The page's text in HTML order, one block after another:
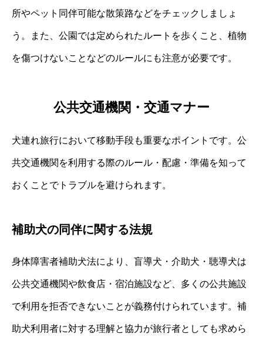
所やペット同伴可能な散策路などをチェックしましょ
う。また、公園では定められたルートを歩くこと、植物
を傷つけないことなどのルールにも注意が必要です。
公共交通機関・交通マナー
犬連れ旅行において移動手段も重要なポイントです。公
共交通機関を利用する際のルール・配慮・準備を知って
おくことでトラブルを避けられます。
補助犬の同伴に関する法規
身体障害者補助犬法により、盲導犬・介助犬・聴導犬は
公共交通機関や飲食店・宿泊施設など、多くの公共施設
で利用を拒否できないことが義務付けられています。補
助犬利用者に対する理解と協力が旅行者としても求めら